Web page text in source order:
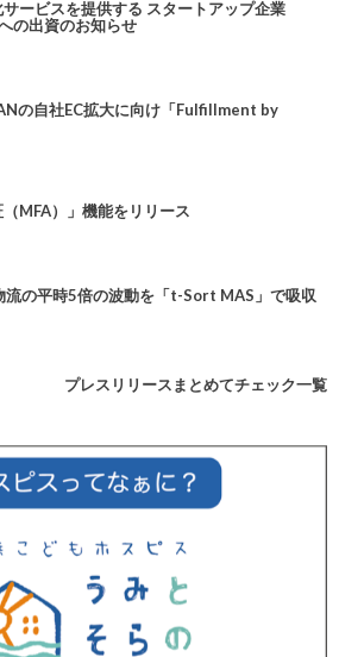
ービスを提供する スタートアップ企業
の出資のお知らせ
の自社EC拡大に向け「Fulfillment by
MFA）」機能をリリース
流の平時5倍の波動を「t-Sort MAS」で吸収
プレスリリースまとめてチェック一覧